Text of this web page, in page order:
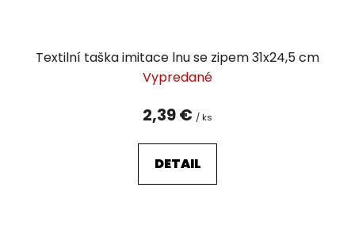
Textilní taška imitace lnu se zipem 31x24,5 cm
Vypredané
2,39 € / ks
DETAIL